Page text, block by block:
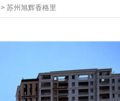
> 苏州旭辉香格里